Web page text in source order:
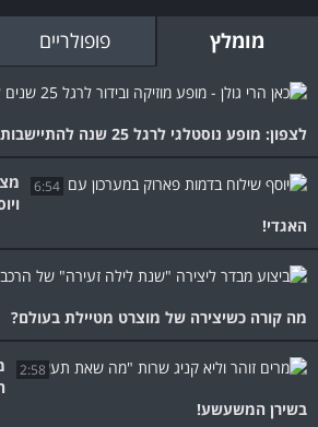
מומלץ פופולריים
לצפון: מופע נוסטלגי לרגל 25 שנה להתיישבות בגולן
6:54
האגדי!
מה קורה כשיצירה של מוצרט מטיילת בעולם?
2:58
בשירן המשעשע!